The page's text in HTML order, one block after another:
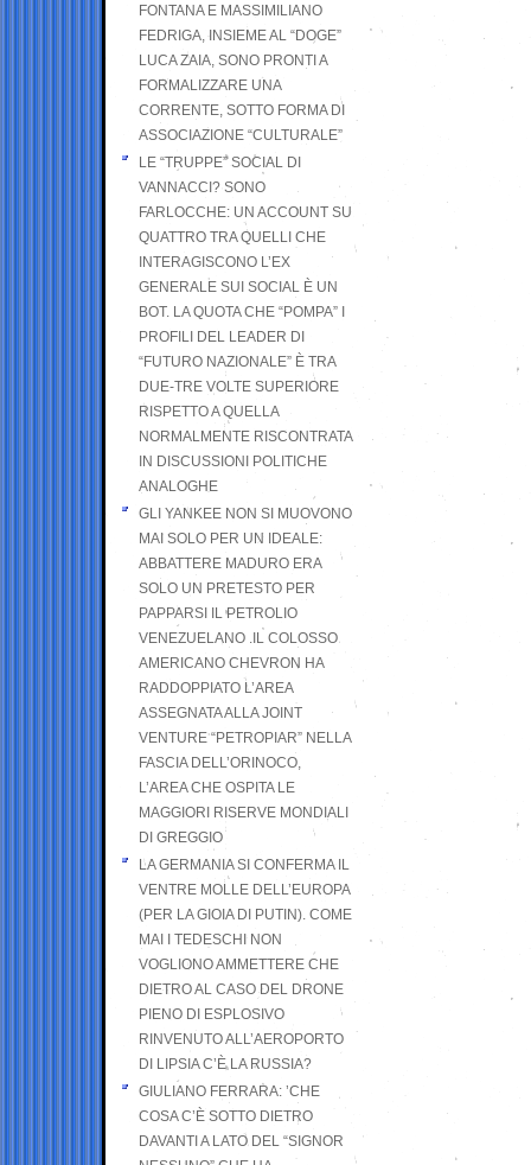
FONTANA E MASSIMILIANO
FEDRIGA, INSIEME AL “DOGE”
LUCA ZAIA, SONO PRONTI A
FORMALIZZARE UNA
CORRENTE, SOTTO FORMA DI
ASSOCIAZIONE “CULTURALE”
LE “TRUPPE” SOCIAL DI
VANNACCI? SONO
FARLOCCHE: UN ACCOUNT SU
QUATTRO TRA QUELLI CHE
INTERAGISCONO L’EX
GENERALE SUI SOCIAL È UN
BOT. LA QUOTA CHE “POMPA” I
PROFILI DEL LEADER DI
“FUTURO NAZIONALE” È TRA
DUE-TRE VOLTE SUPERIORE
RISPETTO A QUELLA
NORMALMENTE RISCONTRATA
IN DISCUSSIONI POLITICHE
ANALOGHE
GLI YANKEE NON SI MUOVONO
MAI SOLO PER UN IDEALE:
ABBATTERE MADURO ERA
SOLO UN PRETESTO PER
PAPPARSI IL PETROLIO
VENEZUELANO .IL COLOSSO
AMERICANO CHEVRON HA
RADDOPPIATO L’AREA
ASSEGNATA ALLA JOINT
VENTURE “PETROPIAR” NELLA
FASCIA DELL’ORINOCO,
L’AREA CHE OSPITA LE
MAGGIORI RISERVE MONDIALI
DI GREGGIO
LA GERMANIA SI CONFERMA IL
VENTRE MOLLE DELL’EUROPA
(PER LA GIOIA DI PUTIN). COME
MAI I TEDESCHI NON
VOGLIONO AMMETTERE CHE
DIETRO AL CASO DEL DRONE
PIENO DI ESPLOSIVO
RINVENUTO ALL’AEROPORTO
DI LIPSIA C’È LA RUSSIA?
GIULIANO FERRARA: ’CHE
COSA C’È SOTTO DIETRO
DAVANTI A LATO DEL “SIGNOR